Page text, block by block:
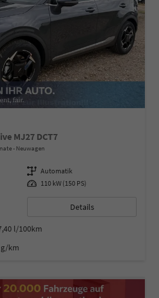
MJ27 DCT7
Neuwagen
Getriebe Automatik
Leistung 110 kW (150 PS)
Details
l/100km
g/km